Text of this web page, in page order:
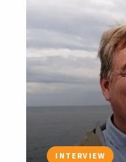
INTERVIEW